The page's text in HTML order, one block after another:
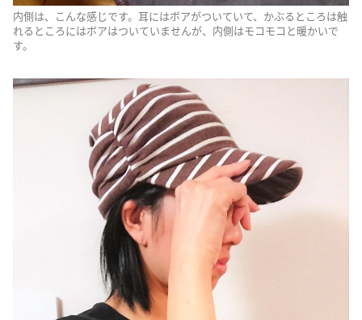
内側は、こんな感じです。耳にはボアがついていて、かぶるところは触
れるところにはボアはついていませんが、内側はモコモコと暖かいで
す。